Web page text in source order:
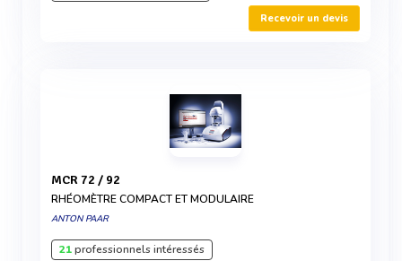
Recevoir un devis
MCR 72 / 92
RHÉOMÈTRE COMPACT ET MODULAIRE
ANTON PAAR
21professionnels intéressés